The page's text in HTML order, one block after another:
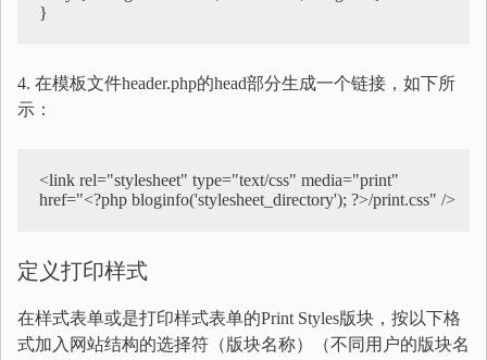
}
4. 在模板文件header.php的head部分生成一个链接，如下所
示：
<link rel="stylesheet" type="text/css" media="print"
href="<?php bloginfo('stylesheet_directory'); ?>/print.css" />
定义打印样式
在样式表单或是打印样式表单的Print Styles版块，按以下格
式加入网站结构的选择符（版块名称）（不同用户的版块名